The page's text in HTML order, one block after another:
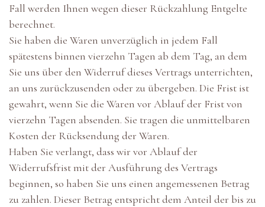
Fall werden Ihnen wegen dieser Rückzahlung Entgelte
berechnet.
Sie haben die Waren unverzüglich in jedem Fall
spätestens binnen vierzehn Tagen ab dem Tag, an dem
Sie uns über den Widerruf dieses Vertrags unterrichten,
an uns zurückzusenden oder zu übergeben. Die Frist ist
gewahrt, wenn Sie die Waren vor Ablauf der Frist von
vierzehn Tagen absenden. Sie tragen die unmittelbaren
Kosten der Rücksendung der Waren.
Haben Sie verlangt, dass wir vor Ablauf der
Widerrufsfrist mit der Ausführung des Vertrags
beginnen, so haben Sie uns einen angemessenen Betrag
zu zahlen. Dieser Betrag entspricht dem Anteil der bis zu